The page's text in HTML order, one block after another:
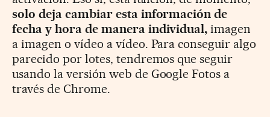
solo deja cambiar esta información de
fecha y hora de manera individual, imagen
a imagen o vídeo a vídeo. Para conseguir algo
parecido por lotes, tendremos que seguir
usando la versión web de Google Fotos a
través de Chrome.